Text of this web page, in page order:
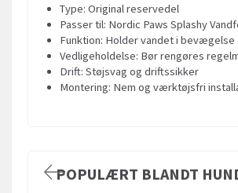
Type: Original reservedel
Passer til: Nordic Paws Splashy
Funktion: Holder vandet i bevægelse
Vedligeholdelse: Bør rengøres
Drift: Støjsvag og driftssikker
Montering: Nem og værktøjsfri
POPULÆRT BLANDT